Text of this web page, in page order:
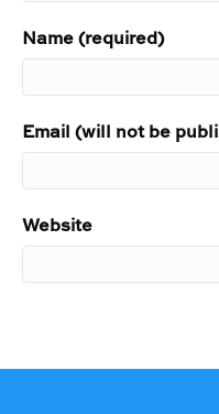
Name (required)
Email (will not be
Website